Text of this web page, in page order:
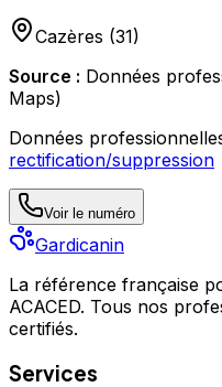
Cazères (31)
Source : Données
Maps)
Données
rectification/suppression
Voir le numéro
Gardicanin
La référence française
ACACED. Tous nos
certifiés.
Services